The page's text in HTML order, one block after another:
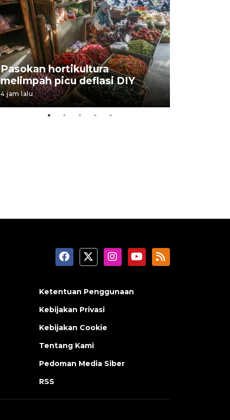
Pasokan hortikultura
melimpah picu deflasi DIY
4 jam lalu
Ketentuan Penggunaan
Kebijakan Privasi
Kebijakan Cookie
Tentang Kami
Pedoman Media Siber
RSS